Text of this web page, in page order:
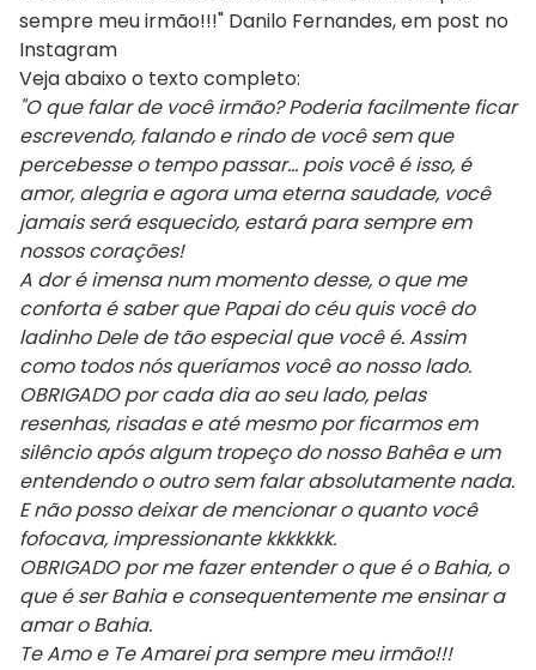
sempre meu irmão!!!" Danilo Fernandes, em post no
Instagram
Veja abaixo o texto completo:
"O que falar de você irmão? Poderia facilmente ficar
escrevendo, falando e rindo de você sem que
percebesse o tempo passar… pois você é isso, é
amor, alegria e agora uma eterna saudade, você
jamais será esquecido, estará para sempre em
nossos corações!
A dor é imensa num momento desse, o que me
conforta é saber que Papai do céu quis você do
ladinho Dele de tão especial que você é. Assim
como todos nós queríamos você ao nosso lado.
OBRIGADO por cada dia ao seu lado, pelas
resenhas, risadas e até mesmo por ficarmos em
silêncio após algum tropeço do nosso Bahêa e um
entendendo o outro sem falar absolutamente nada.
E não posso deixar de mencionar o quanto você
fofocava, impressionante kkkkkkk.
OBRIGADO por me fazer entender o que é o Bahia, o
que é ser Bahia e consequentemente me ensinar a
amar o Bahia.
Te Amo e Te Amarei pra sempre meu irmão!!!